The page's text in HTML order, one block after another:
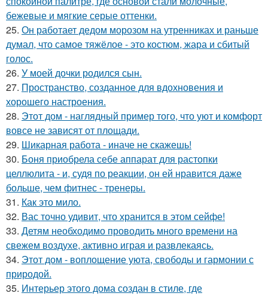
бежевые и мягкие серые оттенки.
25. Он работает дедом морозом на утренниках и раньше
думал, что самое тяжёлое - это костюм, жара и сбитый
голос.
26. У моей дочки родился сын.
27. Пространство, созданное для вдохновения и
хорошего настроения.
28. Этот дом - наглядный пример того, что уют и комфорт
вовсе не зависят от площади.
29. Шикарная работа - иначе не скажешь!
30. Боня приобрела себе аппарат для растопки
целлюлита - и, судя по реакции, он ей нравится даже
больше, чем фитнес - тренеры.
31. Как это мило.
32. Вас точно удивит, что хранится в этом сейфе!
33. Детям необходимо проводить много времени на
свежем воздухе, активно играя и развлекаясь.
34. Этот дом - воплощение уюта, свободы и гармонии с
природой.
35. Интерьер этого дома создан в стиле, где